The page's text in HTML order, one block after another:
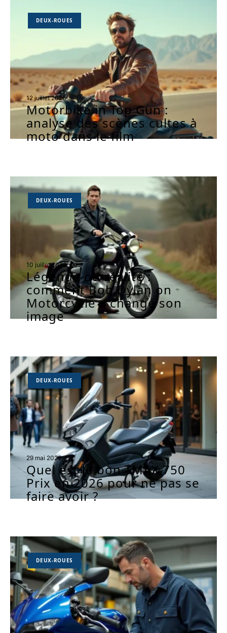
DEUX-ROUES
12 juillet 2026
Motorbike in Top Gun :
analyse des scènes cultes à
moto dans le film
DEUX-ROUES
10 juillet 2026
Légende ou réalité :
comment Bob Dylan on
Motorcycle a changé son
image
DEUX-ROUES
29 mai 2026
Quel est le bon TMAX 750
Prix en 2026 pour ne pas se
faire avoir ?
DEUX-ROUES